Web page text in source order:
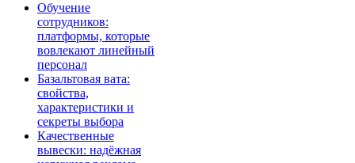
Обучение
сотрудников:
платформы, которые
вовлекают линейный
персонал
Базальтовая вата:
свойства,
характеристики и
секреты выбора
Качественные
вывески: надёжная